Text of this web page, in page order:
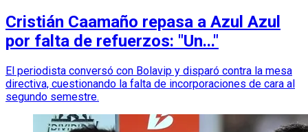
Cristián Caamaño repasa a Azul Azul
por falta de refuerzos: "Un..."
El periodista conversó con Bolavip y disparó contra la mesa
directiva, cuestionando la falta de incorporaciones de cara al
segundo semestre.